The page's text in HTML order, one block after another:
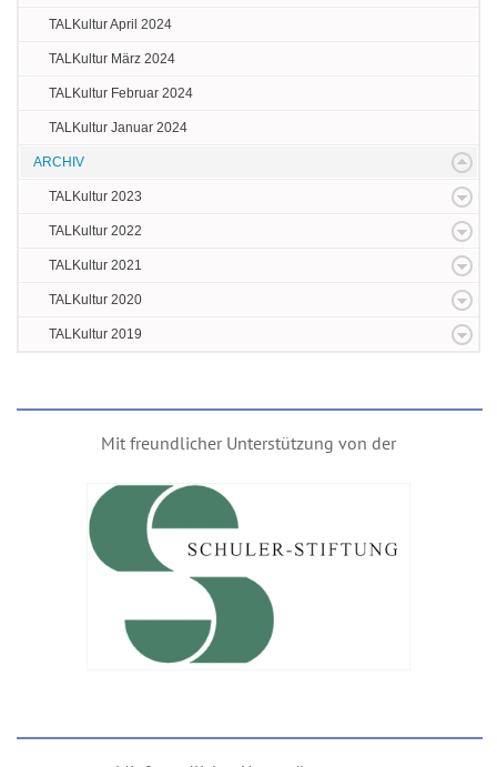
TALKultur April 2024
TALKultur März 2024
TALKultur Februar 2024
TALKultur Januar 2024
ARCHIV
TALKultur 2023
TALKultur 2022
TALKultur 2021
TALKultur 2020
TALKultur 2019
Mit freundlicher Unterstützung von der